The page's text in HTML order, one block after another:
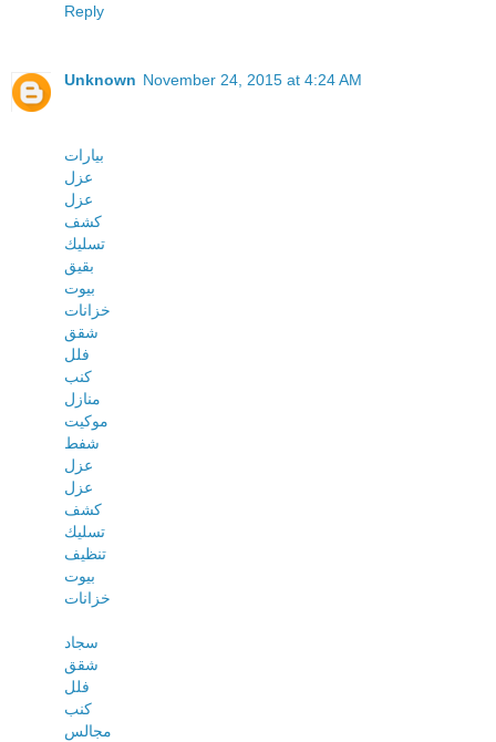
Reply
Unknown November 24, 2015 at 4:24 AM
بيارات
عزل
عزل
كشف
تسليك
بقيق
بيوت
خزانات
شقق
فلل
كنب
منازل
موكيت
شفط
عزل
عزل
كشف
تسليك
تنظيف
بيوت
خزانات
سجاد
شقق
فلل
كنب
مجالس